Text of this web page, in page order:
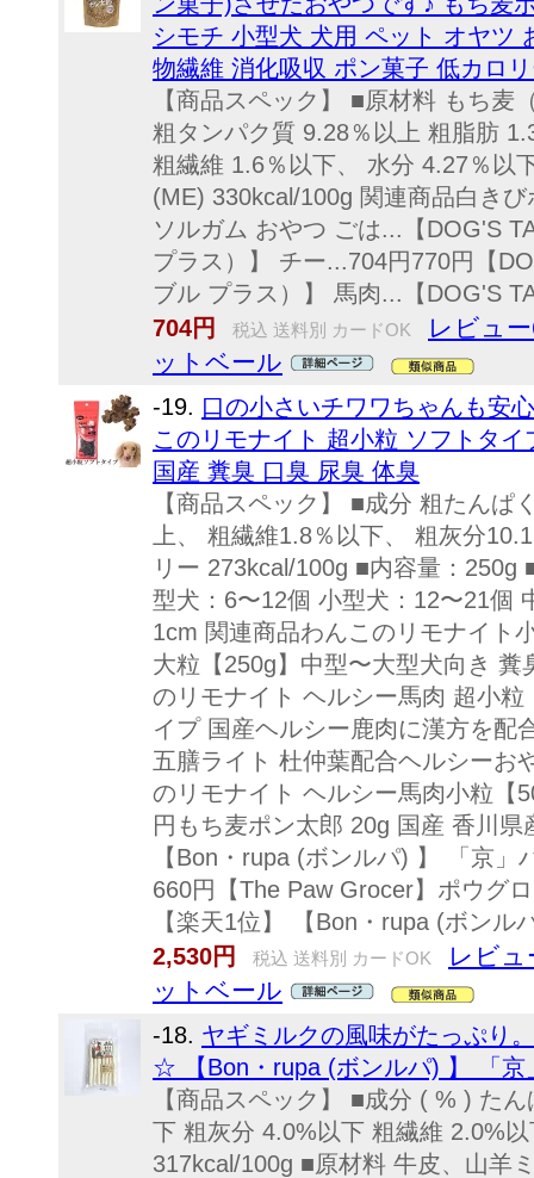
シモチ 小型犬 犬用 ペット オヤツ
物繊維 消化吸収 ポン菓子 低カロ
【商品スペック】 ■原材料 もち
粗タンパク質 9.28％以上 粗脂肪
粗繊維 1.6％以下、 水分 4.27％以
(ME) 330kcal/100g 関連商品白き
ソルガム おやつ ごは...【DOG'S
プラス）】 チー...704円770円【
ブル プラス）】 馬肉...【DOG'S
704円
税込 送料別 カードOK
レビュ
ットベール
-19. 口の小さいチワワちゃんも安
このリモナイト 超小粒 ソフトタ
国産 糞臭 口臭 尿臭 体臭
【商品スペック】 ■成分 粗たんぱ
上、 粗繊維1.8％以下、 粗灰分
リー 273kcal/100g ■内容量：250g
型犬：6〜12個 小型犬：12〜21個
1cm 関連商品わんこのリモナイト
大粒【250g】中型〜大型犬向き
のリモナイト ヘルシー馬肉 超小
イプ 国産ヘルシー鹿肉に漢方を配
五膳ライト 杜仲葉配合ヘルシーお
のリモナイト ヘルシー馬肉小粒【
円もち麦ポン太郎 20g 国産 香川
【Bon・rupa (ボンルパ) 】 「京
660円【The Paw Grocer】ポウグ
【楽天1位】 【Bon・rupa (ボン
2,530円
税込 送料別 カードOK
レビュ
ットベール
-18. ヤギミルクの風味がたっぷり
☆ 【Bon・rupa (ボンルパ) 】 「京
【商品スペック】 ■成分 ( % ) た
下 粗灰分 4.0%以下 粗繊維 2.0%
317kcal/100g ■原材料 牛皮、山羊